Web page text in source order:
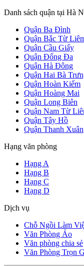
Danh sách quận tại Hà
Quận Ba Đình
Quận Bắc Từ
Quận Cầu Giấy
Quận Đống Đa
Quận Hà Đông
Quận Hai Bà
Quận Hoàn Kiếm
Quận Hoàng Mai
Quận Long Biên
Quận Nam Từ
Quận Tây Hồ
Quận Thanh Xuân
Hạng văn phòng
Hạng A
Hạng B
Hạng C
Hạng D
Dịch vụ
Chỗ Ngồi Làm
Văn Phòng Ảo
Văn phòng chia sẻ
Văn Phòng Trọn